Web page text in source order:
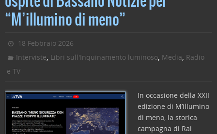
o
o
k
n di
“M’illumino di meno”
18 Febbraio 2026
Interviste, Libri sull'Inquinamento luminoso, Media, Radio
e TV
In occasione della XXII
edizione di M’illumino
di meno, la storica
campagna di Rai